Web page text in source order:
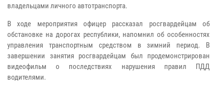
владельцами личного автотранспорта.
В ходе мероприятия офицер рассказал росгвардейцам об
обстановке на дорогах республики, напомнил об особенностях
управления транспортным средством в зимний период. В
завершении занятия росгвардейцам был продемонстрирован
видеофильм о последствиях нарушения правил ПДД
водителями.